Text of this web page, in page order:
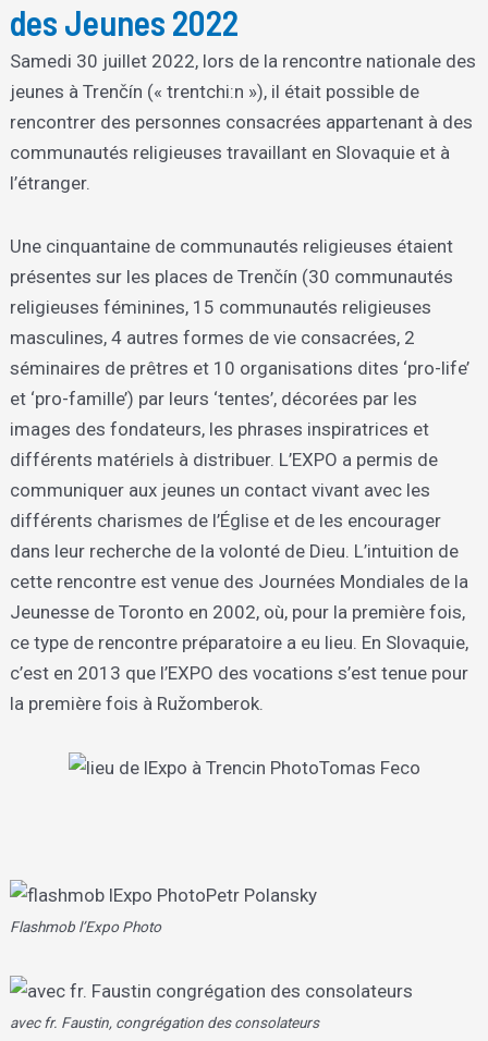
des Jeunes 2022
Samedi 30 juillet 2022, lors de la rencontre nationale des
jeunes à Trenčín (« trentchi:n »), il était possible de
rencontrer des personnes consacrées appartenant à des
communautés religieuses travaillant en Slovaquie et à
l’étranger.
Une cinquantaine de communautés religieuses étaient
présentes sur les places de Trenčín (30 communautés
religieuses féminines, 15 communautés religieuses
masculines, 4 autres formes de vie consacrées, 2
séminaires de prêtres et 10 organisations dites ‘pro-life’
et ‘pro-famille’) par leurs ‘tentes’, décorées par les
images des fondateurs, les phrases inspiratrices et
différents matériels à distribuer. L’EXPO a permis de
communiquer aux jeunes un contact vivant avec les
différents charismes de l’Église et de les encourager
dans leur recherche de la volonté de Dieu. L’intuition de
cette rencontre est venue des Journées Mondiales de la
Jeunesse de Toronto en 2002, où, pour la première fois,
ce type de rencontre préparatoire a eu lieu. En Slovaquie,
c’est en 2013 que l’EXPO des vocations s’est tenue pour
la première fois à Ružomberok.
Flashmob l’Expo Photo
avec fr. Faustin, congrégation des consolateurs